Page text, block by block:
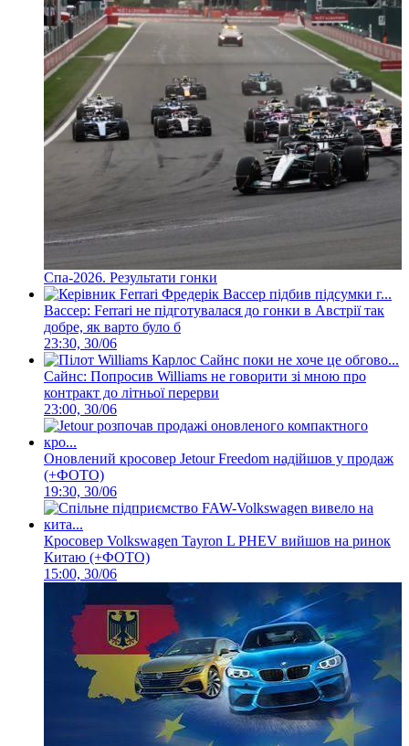
Спа-2026. Результати гонки
Вассер: Ferrari не підготувалася до гонки в Австрії так
добре, як варто було б
23:30, 30/06
Сайнс: Попросив Williams не говорити зі мною про
контракт до літньої перерви
23:00, 30/06
Оновлений кросовер Jetour Freedom надійшов у продаж
(+ФОТО)
19:30, 30/06
Кросовер Volkswagen Tayron L PHEV вийшов на ринок
Китаю (+ФОТО)
15:00, 30/06